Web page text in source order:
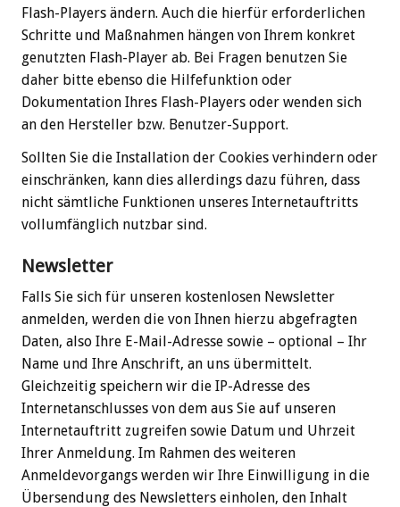
Flash-Players ändern. Auch die hierfür erforderlichen
Schritte und Maßnahmen hängen von Ihrem konkret
genutzten Flash-Player ab. Bei Fragen benutzen Sie
daher bitte ebenso die Hilfefunktion oder
Dokumentation Ihres Flash-Players oder wenden sich
an den Hersteller bzw. Benutzer-Support.
Sollten Sie die Installation der Cookies verhindern oder
einschränken, kann dies allerdings dazu führen, dass
nicht sämtliche Funktionen unseres Internetauftritts
vollumfänglich nutzbar sind.
Newsletter
Falls Sie sich für unseren kostenlosen Newsletter
anmelden, werden die von Ihnen hierzu abgefragten
Daten, also Ihre E-Mail-Adresse sowie – optional – Ihr
Name und Ihre Anschrift, an uns übermittelt.
Gleichzeitig speichern wir die IP-Adresse des
Internetanschlusses von dem aus Sie auf unseren
Internetauftritt zugreifen sowie Datum und Uhrzeit
Ihrer Anmeldung. Im Rahmen des weiteren
Anmeldevorgangs werden wir Ihre Einwilligung in die
Übersendung des Newsletters einholen, den Inhalt